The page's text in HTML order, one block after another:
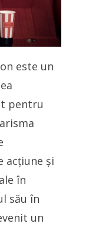
este un
pentru
acțiune și
în
său în
un